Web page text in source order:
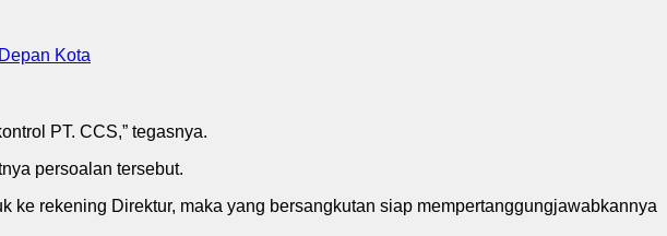
Kota
PT. CCS,” tegasnya.
persoalan tersebut.
ke rekening Direktur, maka yang bersangkutan siap mempertanggungjawabkannya